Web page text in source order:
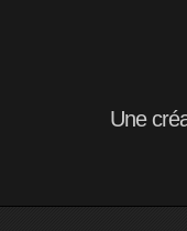
Une